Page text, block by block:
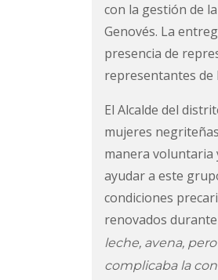
con la gestión de
Genovés. La
presencia de
representantes de
El Alcalde del
mujeres
manera voluntaria
ayudar a este
condiciones
renovados
leche, avena,
complicaba la